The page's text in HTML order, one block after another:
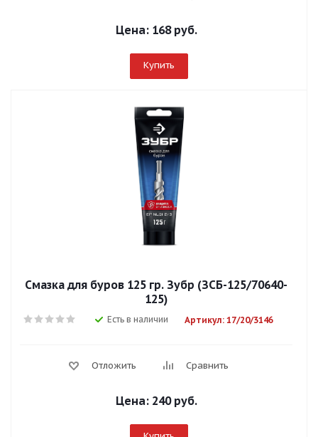
Цена: 168 руб.
Купить
Смазка для буров 125 гр. Зубр (ЗСБ-125/70640-
125)
Есть в наличии Артикул: 17/20/3146
Отложить Сравнить
Цена: 240 руб.